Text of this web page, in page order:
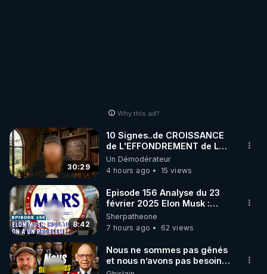
Why this ad?
30:29
10 Signes..de CROISSANCE
de L'EFFONDREMENT de La
Civilisation
de"DECROISSANCE de
L'Humaine Société"?
Un Démodérateur
4 hours ago
15 views
8:42
Episode 156 Analyse du 23
février 2025 Elon Musk :
Houston , on a un problème !
Sherpatheone
7 hours ago
62 views
Nous ne sommes pas gênés
et nous n’avons pas besoin
de nous excuser ! #jw